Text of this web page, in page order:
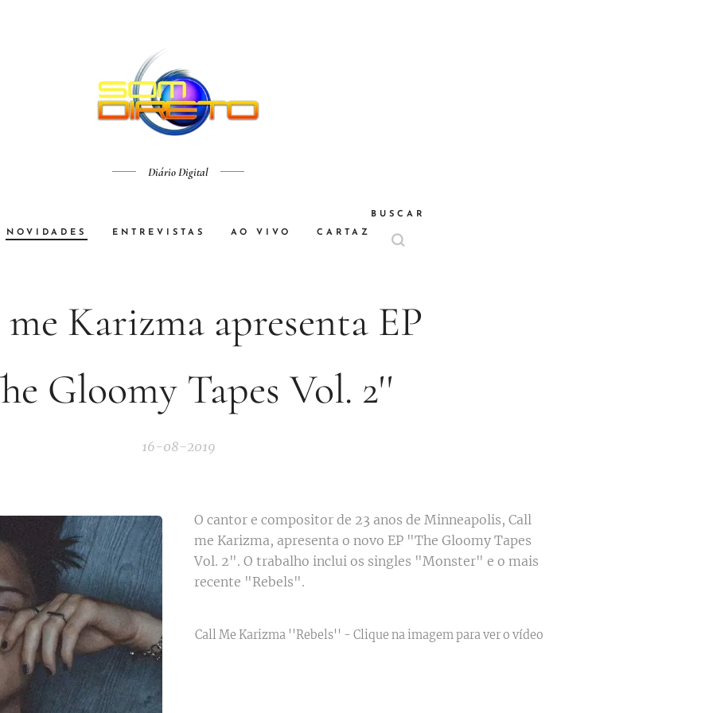
Diário Digital
NOVIDADES ENTREVISTAS AO VIVO CARTAZ
BUSCAR
Karizma apresenta EP
Gloomy Tapes Vol. 2''
16-08-2019
O cantor e compositor de 23 anos de Minneapolis, Call
me Karizma, apresenta o novo EP "The Gloomy Tapes
Vol. 2". O trabalho inclui os singles "Monster" e o mais
recente "Rebels".
Call Me Karizma ''Rebels'' - Clique na imagem para ver o vídeo